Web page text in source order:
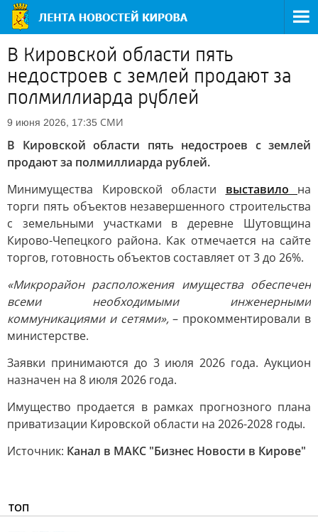
В Кировской области пять
недостроев с землей продают за
полмиллиарда рублей
9 июня 2026, 17:35 СМИ
В Кировской области пять недостроев с землей
продают за полмиллиарда рублей.
Минимущества Кировской области выставило на
торги пять объектов незавершенного строительства
с земельными участками в деревне Шутовщина
Кирово-Чепецкого района. Как отмечается на сайте
торгов, готовность объектов составляет от 3 до 26%.
«Микрорайон расположения имущества обеспечен
всеми необходимыми инженерными
коммуникациями и сетями»,– прокомментировали в
министерстве.
Заявки принимаются до 3 июля 2026 года. Аукцион
назначен на 8 июля 2026 года.
Имущество продается в рамках прогнозного плана
приватизации Кировской области на 2026-2028 годы.
Источник: Канал в МАКС "Бизнес Новости в Кирове"
ТОП